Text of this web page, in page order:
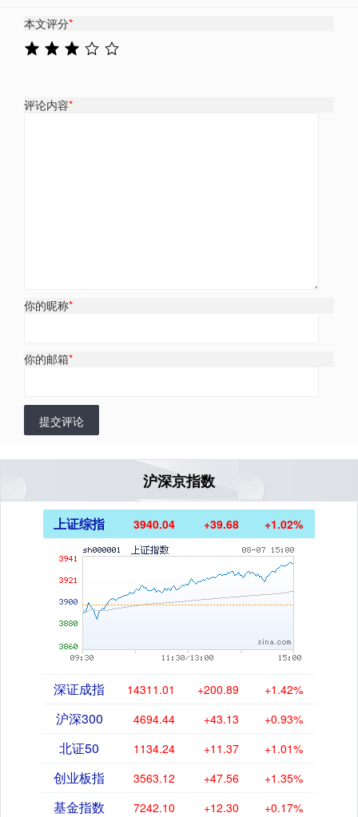
本文评分*
评论内容*
你的昵称*
你的邮箱*
提交评论
沪深京指数
上证综指 3940.04 +39.68 +1.02%
深证成指 14311.01 +200.89 +1.42%
沪深300 4694.44 +43.13 +0.93%
北证50 1134.24 +11.37 +1.01%
创业板指 3563.12 +47.56 +1.35%
基金指数 7242.10 +12.30 +0.17%